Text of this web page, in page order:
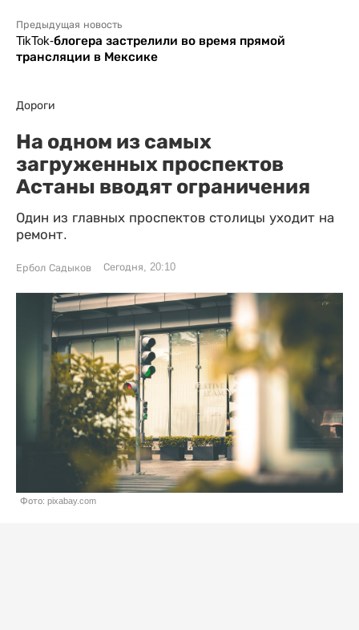
Предыдущая новость
TikTok-блогера застрелили во время прямой
трансляции в Мексике
Дороги
На одном из самых
загруженных проспектов
Астаны вводят ограничения
Один из главных проспектов столицы уходит на
ремонт.
Ербол Садыков Сегодня, 20:10
Фото: pixabay.com